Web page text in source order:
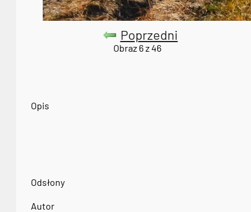
Poprzedni
Obraz 6 z 46
Opis
Odsłony
Autor